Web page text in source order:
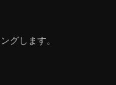
グします。